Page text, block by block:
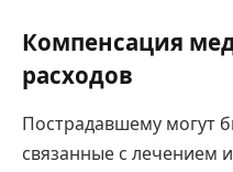
Компенсация
расходов
Пострадавшему могут
связанные с лечением